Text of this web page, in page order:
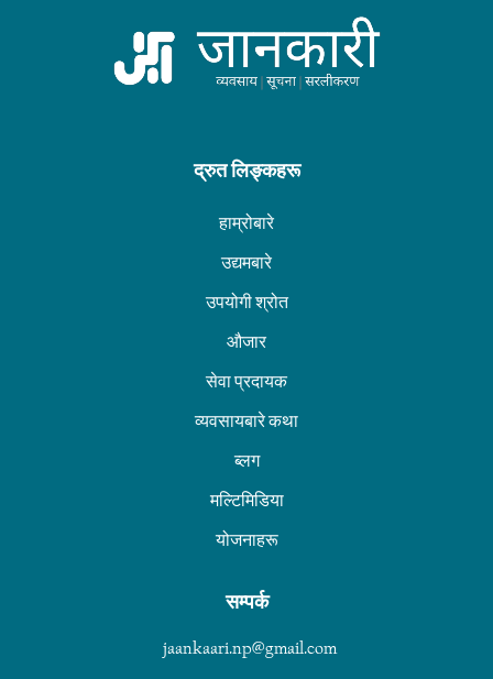
द्रुत लिङ्कहरू
हाम्रोबारे
उद्यमबारे
उपयोगी श्रोत
औजार
सेवा प्रदायक
व्यवसायबारे कथा
ब्लग
मल्टिमिडिया
योजनाहरू
सम्पर्क
jaankaari.np@gmail.com